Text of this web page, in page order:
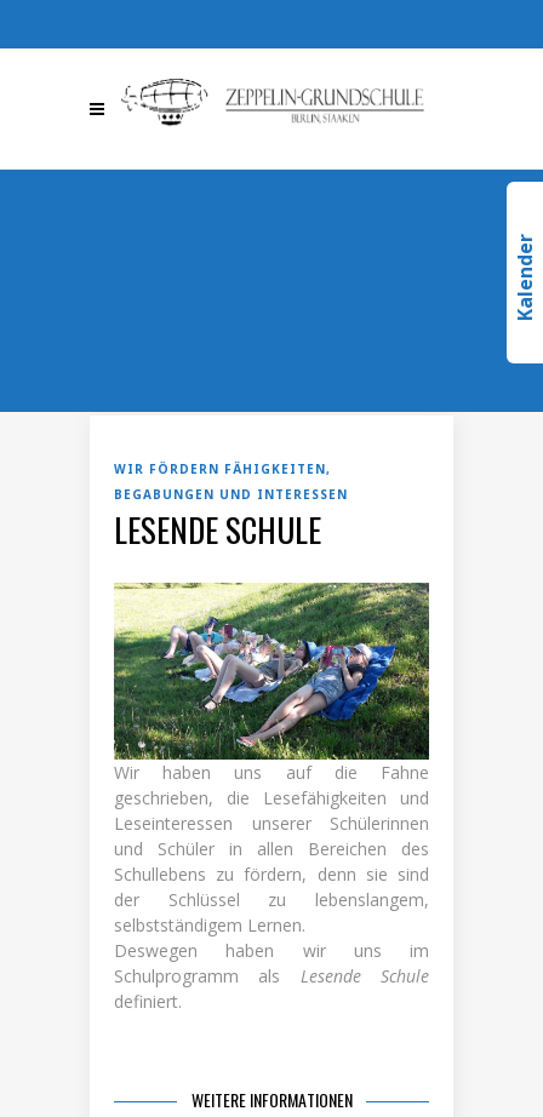
367095123
info@zeppelin-
gs.de
WIR FÖRDERN FÄHIGKEITEN,
BEGABUNGEN UND INTERESSEN
LESENDE SCHULE
Wir haben uns auf die Fahne
geschrieben, die Lesefähigkeiten und
Leseinteressen unserer Schülerinnen
und Schüler in allen Bereichen des
Schullebens zu fördern, denn sie sind
der Schlüssel zu lebenslangem,
selbstständigem Lernen.
Deswegen haben wir uns im
Schulprogramm als Lesende Schule
definiert.
WEITERE INFORMATIONEN
Kalender